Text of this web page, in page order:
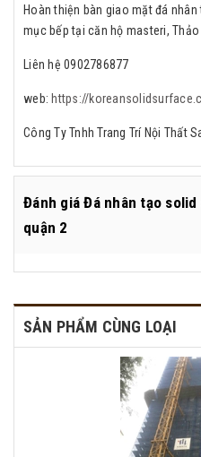
Hoàn thiện bàn giao mặt đá
mục bếp tại căn hộ masteri, Thảo
Liên hệ 0902786877
web: https://
Công Ty Tnhh Trang Trí Nội Thất
Đánh giáĐá nhân tạo
quận 2
SẢN PHẨM CÙNG LOẠI